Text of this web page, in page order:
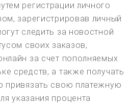
регистрации личного
зарегистрировав личный
следить за новостной
своих заказов,
за счет пополняемых
средств, а также получать
привязать свою платежную
указания процента